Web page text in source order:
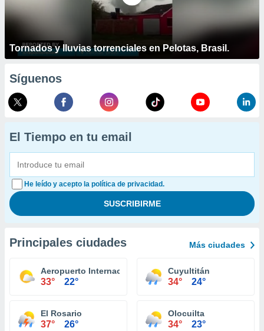
Tornados y lluvias torrenciales en Pelotas, Brasil.
Síguenos
El Tiempo en tu email
He leído y acepto la política de privacidad.
Principales ciudades Más ciudades
Aeropuerto Internacional de El Salvador
33° 22°
Cuyultitán
34° 24°
El Rosario
37° 26°
Olocuilta
34° 23°